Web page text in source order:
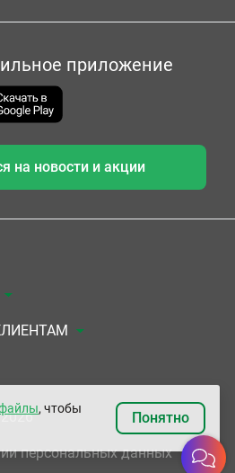
приложение
на новости и акции
договора
программы
персональных данных
, чтобы
Понятно